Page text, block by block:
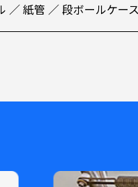
紙管 ／ 段ボールケー